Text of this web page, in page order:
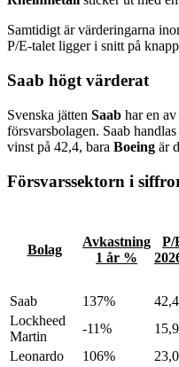
Samtidigt är värderingarna
P/E-talet ligger i snitt på
Saab högt värderat
Svenska jätten Saab har en
försvarsbolagen. Saab
vinst på 42,4, bara Boeing är
Försvarssektorn i
Bolag
Avkastning
1 år %
P/
Saab
137%
Lockheed
Martin
-11%
Leonardo
106%